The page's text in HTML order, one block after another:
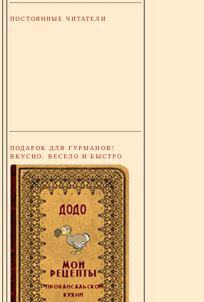
ПОСТОЯННЫЕ ЧИТАТЕЛИ
ПОДАРОК ДЛЯ ГУРМАНОВ!
ВКУСНО, ВЕСЕЛО И БЫСТРО